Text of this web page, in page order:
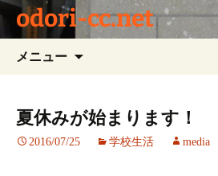
odori-cc.net
メニュー
ツ
夏休みが始まります！
2016/07/25 学校生活 media